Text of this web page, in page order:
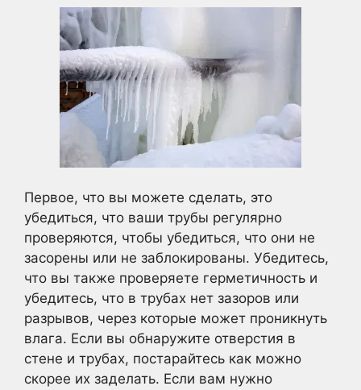
Первое, что вы можете сделать, это
убедиться, что ваши трубы регулярно
проверяются, чтобы убедиться, что они не
засорены или не заблокированы. Убедитесь,
что вы также проверяете герметичность и
убедитесь, что в трубах нет зазоров или
разрывов, через которые может проникнуть
влага. Если вы обнаружите отверстия в
стене и трубах, постарайтесь как можно
скорее их заделать. Если вам нужно